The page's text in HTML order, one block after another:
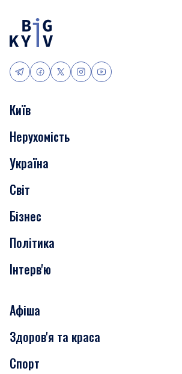
Київ
Події
Скандали
Нерухомість
Транспорт
Нерухомість
Україна
Світ
Бізнес
Політика
Інтерв'ю
Афіша
Сьогодні
Завтра
Здоров'я та краса
Спорт